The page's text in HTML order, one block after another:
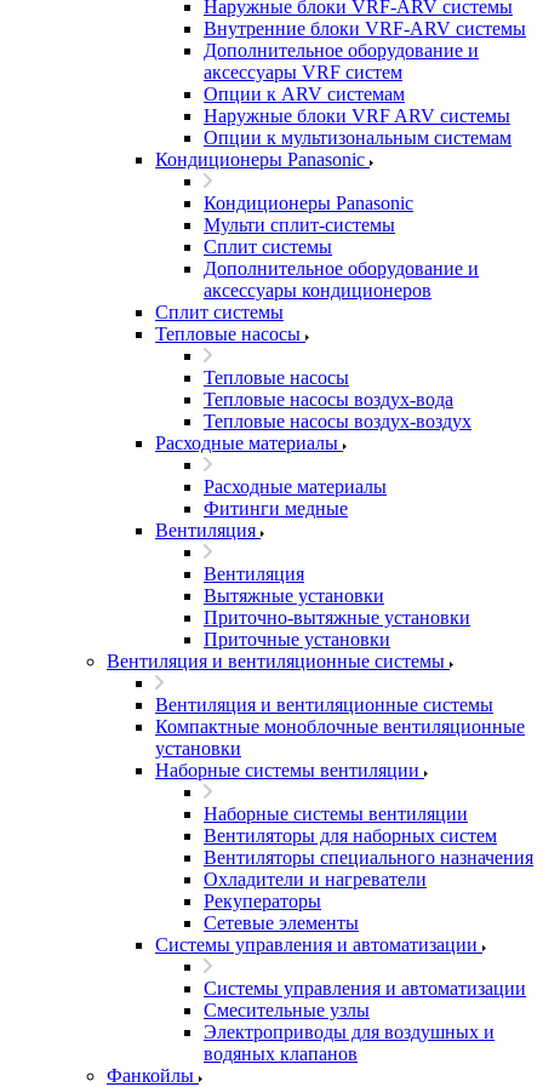
Наружные блоки VRF-ARV системы
Внутренние блоки VRF-ARV системы
Дополнительное оборудование и
аксессуары VRF систем
Опции к ARV системам
Наружные блоки VRF ARV системы
Опции к мультизональным системам
Кондиционеры Panasonic
Кондиционеры Panasonic
Мульти сплит-системы
Сплит системы
Дополнительное оборудование и
аксессуары кондиционеров
Сплит системы
Тепловые насосы
Тепловые насосы
Тепловые насосы воздух-вода
Тепловые насосы воздух-воздух
Расходные материалы
Расходные материалы
Фитинги медные
Вентиляция
Вентиляция
Вытяжные установки
Приточно-вытяжные установки
Приточные установки
Вентиляция и вентиляционные системы
Вентиляция и вентиляционные системы
Компактные моноблочные вентиляционные
установки
Наборные системы вентиляции
Наборные системы вентиляции
Вентиляторы для наборных систем
Вентиляторы специального назначения
Охладители и нагреватели
Рекуператоры
Сетевые элементы
Системы управления и автоматизации
Системы управления и автоматизации
Смесительные узлы
Электроприводы для воздушных и
водяных клапанов
Фанкойлы